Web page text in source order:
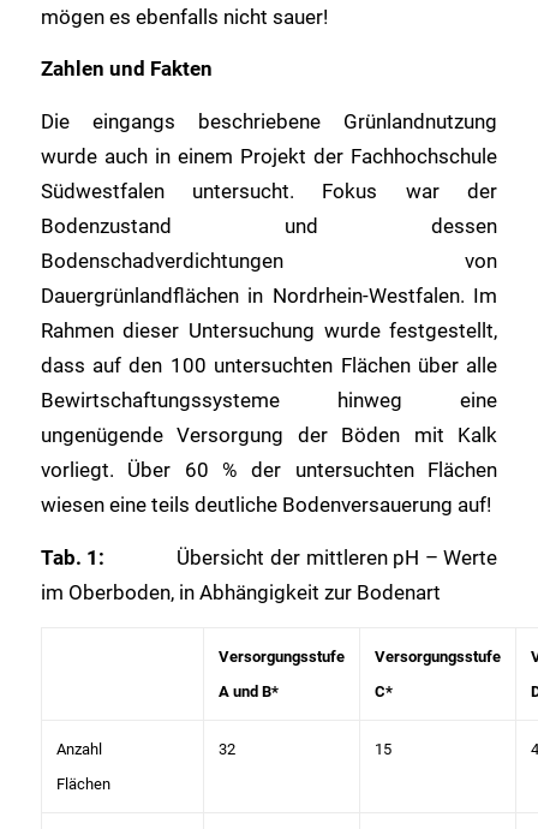
mögen es ebenfalls nicht sauer!
Zahlen und Fakten
Die eingangs beschriebene Grünlandnutzung
wurde auch in einem Projekt der Fachhochschule
Südwestfalen untersucht. Fokus war der
Bodenzustand und dessen
Bodenschadverdichtungen von
Dauergrünlandflächen in Nordrhein-Westfalen. Im
Rahmen dieser Untersuchung wurde festgestellt,
dass auf den 100 untersuchten Flächen über alle
Bewirtschaftungssysteme hinweg eine
ungenügende Versorgung der Böden mit Kalk
vorliegt. Über 60 % der untersuchten Flächen
wiesen eine teils deutliche Bodenversauerung auf!
Tab. 1: Übersicht der mittleren pH – Werte
im Oberboden, in Abhängigkeit zur Bodenart
Versorgungsstufe
A und B*
Versorgungsstufe
C*
Anzahl
Flächen
32 15 4